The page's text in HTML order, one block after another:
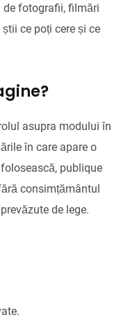
de fotografii, filmări
ce poți cere și ce
asupra modului în
în care apare o
publique
consimțământul
de lege.